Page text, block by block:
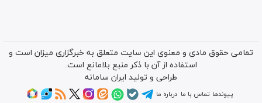
تمامی حقوق مادی و معنوی این سایت متعلق به خبرگزاری میزان است و
استفاده از آن با ذکر منبع بلامانع است.
طراحی و تولید ایران سامانه
پیوندها تماس با ما درباره ما